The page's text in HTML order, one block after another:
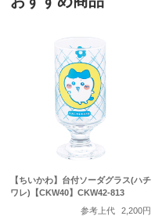
【ちいかわ】台付ソーダグラス(ハチ
ワレ)【CKW40】CKW42-813
参考上代
2,200円